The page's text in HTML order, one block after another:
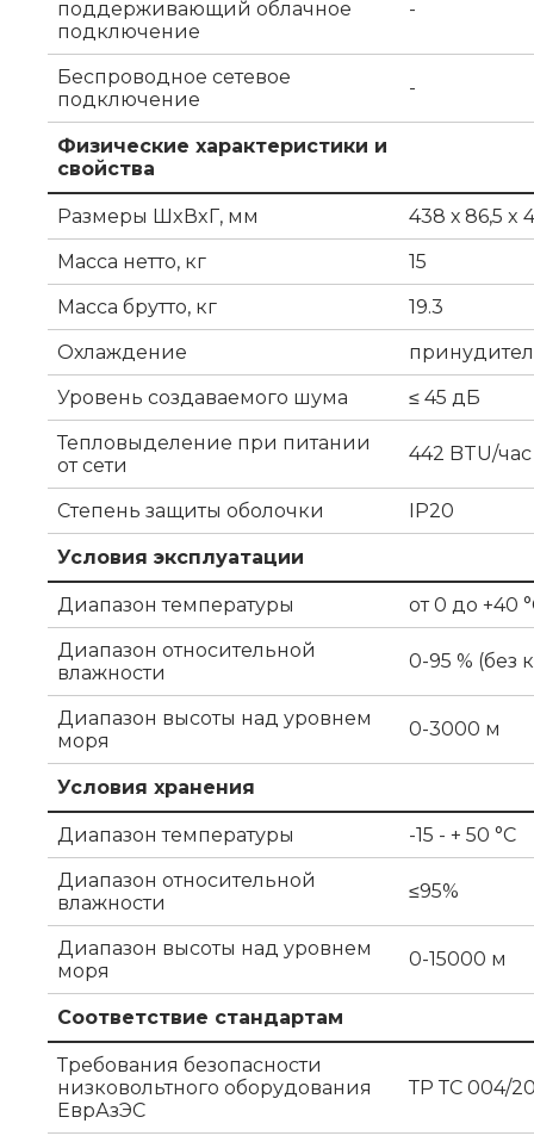
поддерживающий облачное
подключение
-
Беспроводное сетевое
подключение
-
Физические характеристики и
свойства
Размеры ШxВxГ, мм
438 х 86,5 x
Масса нетто, кг
15
Масса брутто, кг
19.3
Охлаждение
Уровень создаваемого шума
≤ 45 дБ
Тепловыделение при питании
от сети
442 BTU/час
Степень защиты оболочки IP20
Условия эксплуатации
Диапазон температуры
от 0 до +40
Диапазон относительной
влажности
0-95 % (без
Диапазон высоты над уровнем
моря
0-3000 м
Условия хранения
Диапазон температуры
-15 - + 50 °C
Диапазон относительной
влажности
≤95%
Диапазон высоты над уровнем
моря
0-15000 м
Соответствие стандартам
Требования безопасности
низковольтного оборудования
ЕврАзЭС
ТР ТС 004/